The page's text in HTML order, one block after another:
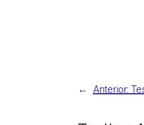
← Anterior: